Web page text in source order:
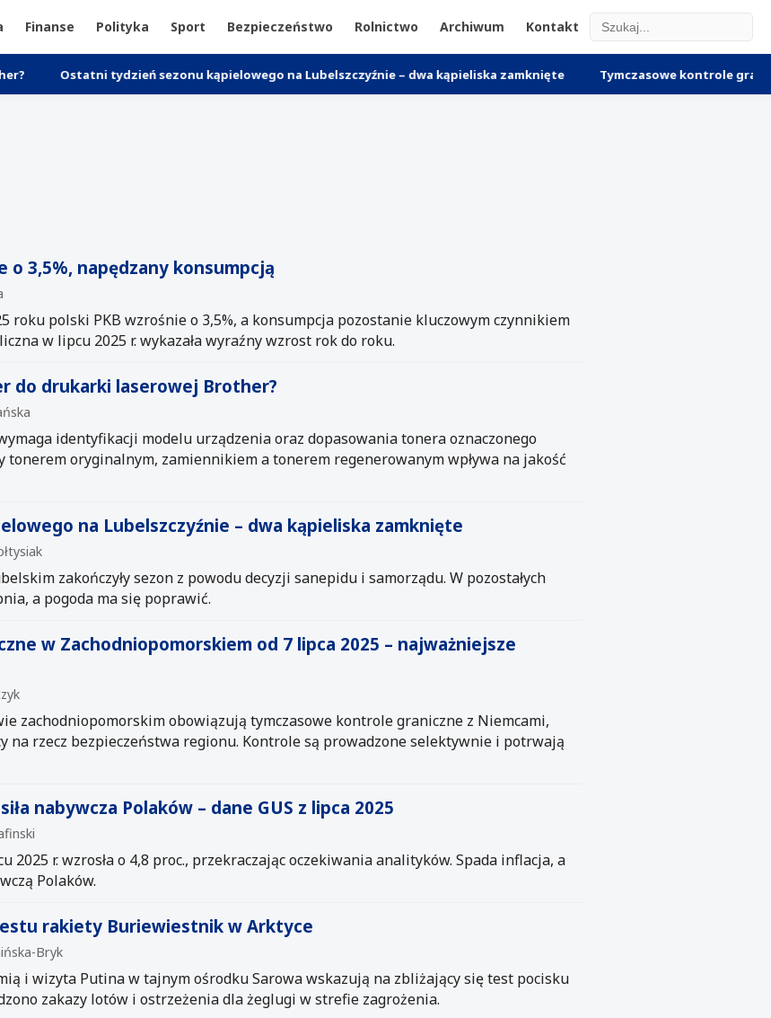
Finanse Polityka Sport Bezpieczeństwo Rolnictwo Archiwum Kontakt
tydzień sezonu kąpielowego na Lubelszczyźnie – dwa kąpieliska zamknięte Tymczasowe kontrole graniczne w
o 3,5%, napędzany konsumpcją
roku polski PKB wzrośnie o 3,5%, a konsumpcja pozostanie kluczowym czynnikiem
w lipcu 2025 r. wykazała wyraźny wzrost rok do roku.
do drukarki laserowej Brother?
identyfikacji modelu urządzenia oraz dopasowania tonera oznaczonego
tonerem oryginalnym, zamiennikiem a tonerem regenerowanym wpływa na jakość
na Lubelszczyźnie – dwa kąpieliska zamknięte
zakończyły sezon z powodu decyzji sanepidu i samorządu. W pozostałych
a pogoda ma się poprawić.
w Zachodniopomorskiem od 7 lipca 2025 – najważniejsze
zachodniopomorskim obowiązują tymczasowe kontrole graniczne z Niemcami,
na rzecz bezpieczeństwa regionu. Kontrole są prowadzone selektywnie i potrwają
nabywcza Polaków – dane GUS z lipca 2025
2025 r. wzrosła o 4,8 proc., przekraczając oczekiwania analityków. Spada inflacja, a
Polaków.
rakiety Buriewiestnik w Arktyce
Bryk
i wizyta Putina w tajnym ośrodku Sarowa wskazują na zbliżający się test pocisku
zakazy lotów i ostrzeżenia dla żeglugi w strefie zagrożenia.